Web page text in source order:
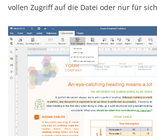
vollen Zugriff auf die Datei oder nur für